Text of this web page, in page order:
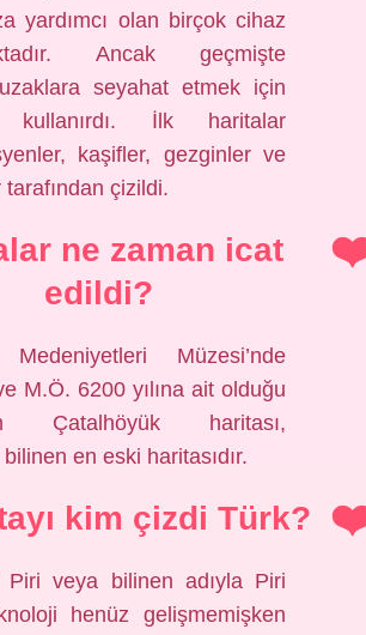
yardımcı olan birçok cihaz
Ancak geçmişte
seyahat etmek için
kullanırdı. İlk haritalar
kaşifler, gezginler ve
çizildi.
ne zaman icat
edildi?
Müzesi’nde
M.Ö. 6200 yılına ait olduğu
Çatalhöyük haritası,
en eski haritasıdır.
kim çizdi Türk?
Piri veya bilinen adıyla Piri
henüz gelişmemişken